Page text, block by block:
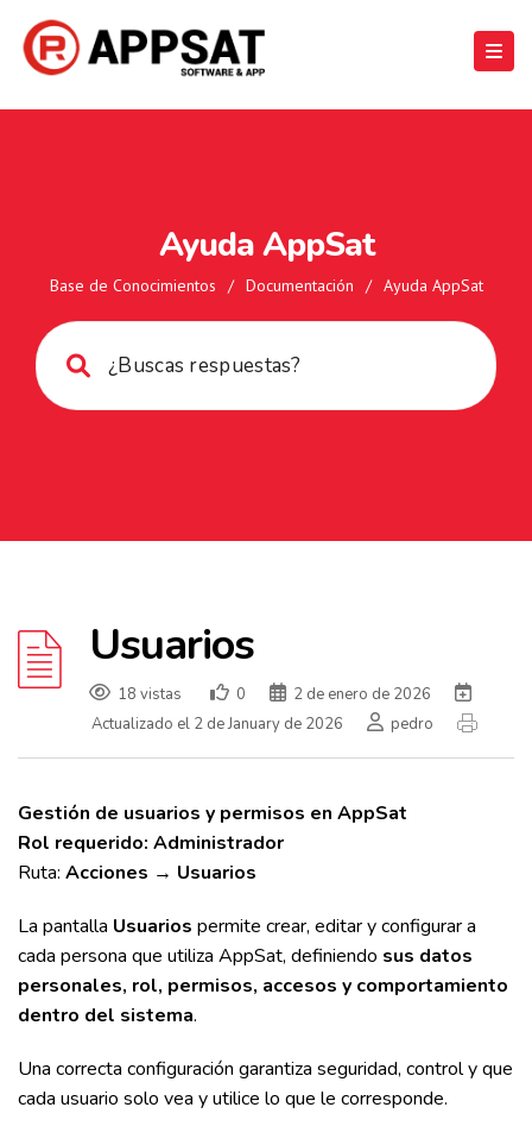
Ayuda AppSat
Base de Conocimientos / Documentación / Ayuda AppSat
Usuarios
18 vistas 0
2 de enero de 2026
Actualizado el 2 de January de 2026
pedro
Gestión de usuarios y permisos en AppSat
Rol requerido: Administrador
Ruta: Acciones → Usuarios
La pantalla Usuarios permite crear, editar y configurar a
cada persona que utiliza AppSat, definiendo sus datos
personales, rol, permisos, accesos y comportamiento
dentro del sistema.
Una correcta configuración garantiza seguridad, control y que
cada usuario solo vea y utilice lo que le corresponde.